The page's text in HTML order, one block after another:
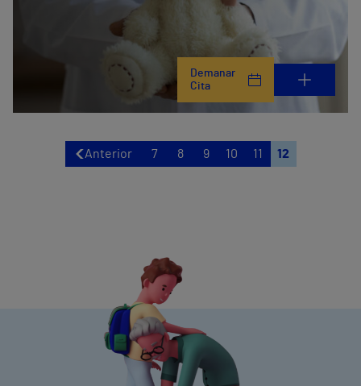
Demanar
Cita
Anterior 7 8 9 10 11 12